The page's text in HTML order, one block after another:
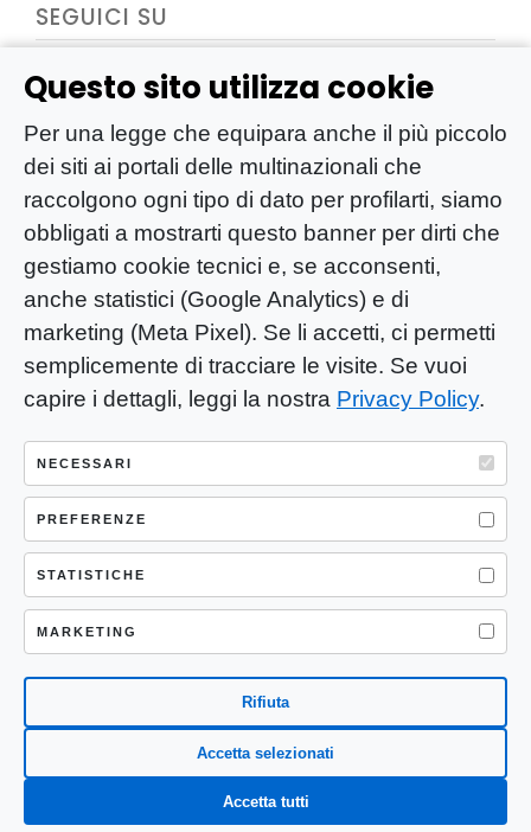
Questo sito utilizza cookie
Per una legge che equipara anche il più piccolo
dei siti ai portali delle multinazionali che
raccolgono ogni tipo di dato per profilarti, siamo
obbligati a mostrarti questo banner per dirti che
gestiamo cookie tecnici e, se acconsenti,
anche statistici (Google Analytics) e di
marketing (Meta Pixel). Se li accetti, ci permetti
semplicemente di tracciare le visite. Se vuoi
capire i dettagli, leggi la nostra Privacy Policy.
NECESSARI
PREFERENZE
STATISTICHE
MARKETING
Rifiuta
Accetta selezionati
Accetta tutti
SEGUICI SU
YOU-ng Slow Journalism è una testata
giornalistica di proprietà di Mastino S.R.L.
Registrazione presso Trib. Santa Maria
Capua Vetere (CE) n° 900 del 31/01/2025 |
ISSN 3103-4683
P.IVA: 04755530617
Sede Legale: CASERTA – VIA LORENZO MARIA
NERONI 11 CAP 81100